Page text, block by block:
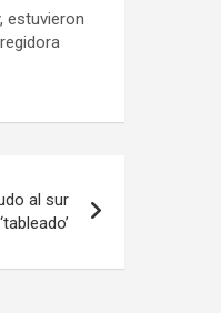
estuvieron
al sur